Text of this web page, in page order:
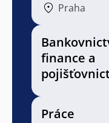
Praha
finance a
Práce